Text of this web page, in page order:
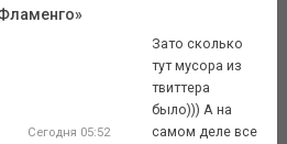
Сегодня 05:52
Зато сколько
тут мусора из
твиттера
было))) А на
самом деле все